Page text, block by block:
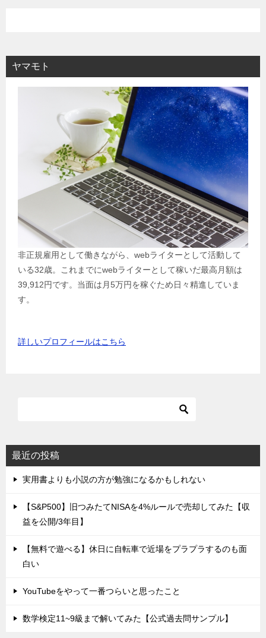
ヤマモト
非正規雇用として働きながら、webライターとして活動して
いる32歳。これまでにwebライターとして稼いだ最高月額は
39,912円です。当面は月5万円を稼ぐため日々精進していま
す。
詳しいプロフィールはこちら
最近の投稿
実用書よりも小説の方が勉強になるかもしれない
【S&P500】旧つみたてNISAを4%ルールで売却してみた【収
益を公開/3年目】
【無料で遊べる】休日に自転車で近場をプラプラするのも面
白い
YouTubeをやって一番つらいと思ったこと
数学検定11~9級まで解いてみた【公式過去問サンプル】